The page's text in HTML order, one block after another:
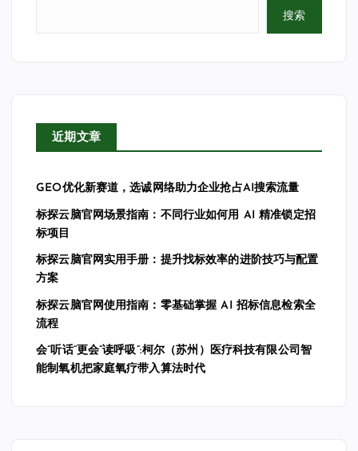
搜索
近期文章
GEO优化新赛道，选诚网络助力企业抢占AI搜索流量
标探云脑官网场景指南：不同行业如何用 AI 精准锁定招
标项目
标探云脑官网实用手册：提升找标效率的进阶技巧与配置
方案
标探云脑官网使用指南：零基础掌握 AI 招标信息检索全
流程
会”听话”更会”读呼吸”:柯尔（苏州）医疗科技有限公司智
能制氧机把家庭氧疗带入算法时代